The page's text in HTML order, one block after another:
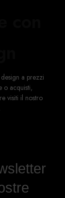
a prezzi
o acquisti,
visiti il ​​nostro